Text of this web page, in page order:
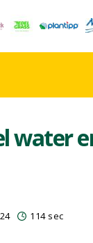
water
114 sec